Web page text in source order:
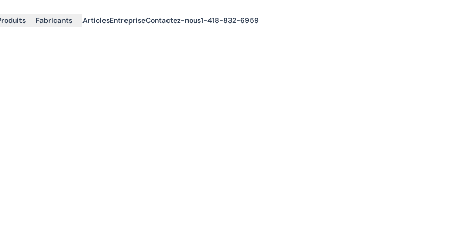
Fabricants ArticlesEntrepriseContactez-nous1-418-832-6959